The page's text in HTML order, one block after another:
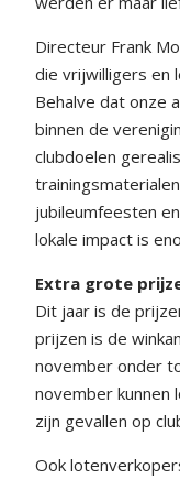
Directeur Frank
die vrijwilligers en
Behalve dat onze
binnen de
clubdoelen
jubileumfeesten
lokale impact is
Extra grote
Dit jaar is de
prijzen is de
november onder
november kunnen
zijn gevallen op
Ook